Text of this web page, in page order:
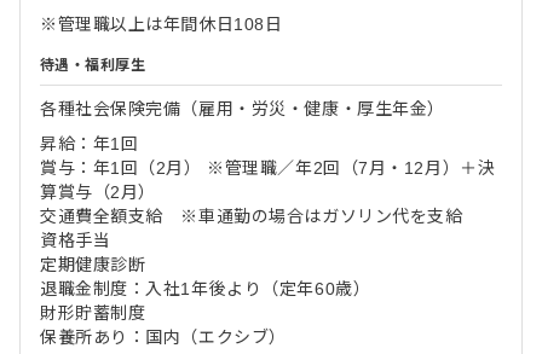
※管理職以上は年間休日108日
待遇・福利厚生
各種社会保険完備（雇用・労災・健康・厚生年金）
昇給：年1回
賞与：年1回（2月） ※管理職／年2回（7月・12月）＋決
算賞与（2月）
交通費全額支給 ※車通勤の場合はガソリン代を支給
資格手当
定期健康診断
退職金制度：入社1年後より（定年60歳）
財形貯蓄制度
保養所あり：国内（エクシブ）